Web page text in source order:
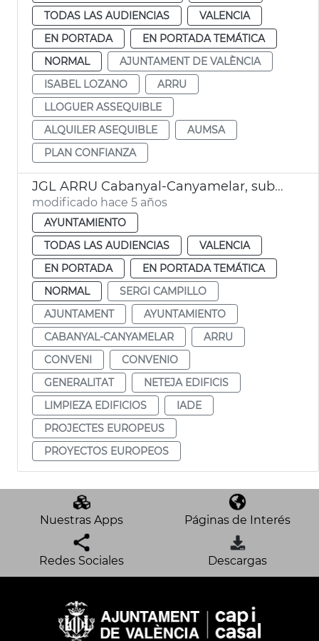
TODAS LAS AUDIENCIAS
VALENCIA
EN PORTADA
EN PORTADA TEMÁTICA
NORMAL
AJUNTAMENT DE VALÈNCIA
ISABEL LOZANO
ARRU
LLOGUER ASSEQUIBLE
ALQUILER ASEQUIBLE
AUMSA
PLAN CONFIANZA
JGL ARRU Cabanyal-Canyamelar, subvenciones IDAE
modificado hace 5 años
AYUNTAMIENTO
TODAS LAS AUDIENCIAS
VALENCIA
EN PORTADA
EN PORTADA TEMÁTICA
NORMAL
SERGI CAMPILLO
AJUNTAMENT
AYUNTAMIENTO
CABANYAL-CANYAMELAR
ARRU
CONVENI
CONVENIO
GENERALITAT
NETEJA EDIFICIS
LIMPIEZA EDIFICIOS
IADE
PROJECTES EUROPEUS
PROYECTOS EUROPEOS
Nuestras Apps Páginas de Interés
Redes Sociales Descargas